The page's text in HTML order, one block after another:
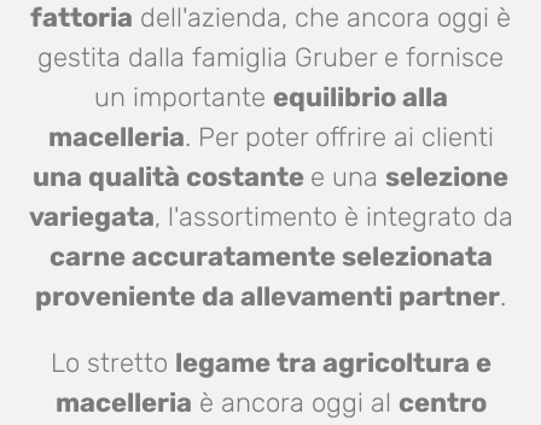
fattoria dell'azienda, che ancora oggi è
gestita dalla famiglia Gruber e fornisce
un importante equilibrio alla
macelleria. Per poter offrire ai clienti
una qualità costante e una selezione
variegata, l'assortimento è integrato da
carne accuratamente selezionata
proveniente da allevamenti partner.
Lo stretto legame tra agricoltura e
macelleria è ancora oggi al centro